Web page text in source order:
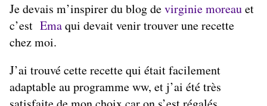
Je devais m’inspirer du blog devirginie moreauet
c’est Emaqui devait venir trouver une recette
chez moi.
J’ai trouvé cette recette qui était facilement
adaptable au programme ww, et j’ai été très